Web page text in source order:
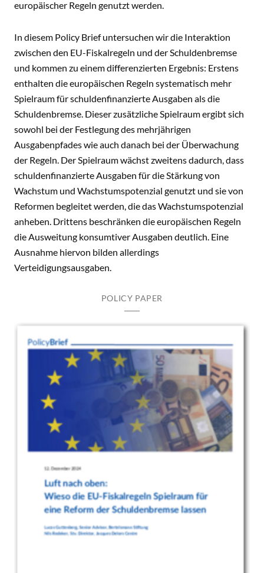
europäischer Regeln genutzt werden.
In diesem Policy Brief untersuchen wir die Interaktion
zwischen den EU-Fiskalregeln und der Schuldenbremse
und kommen zu einem differenzierten Ergebnis: Erstens
enthalten die europäischen Regeln systematisch mehr
Spielraum für schuldenfinanzierte Ausgaben als die
Schuldenbremse. Dieser zusätzliche Spielraum ergibt sich
sowohl bei der Festlegung des mehrjährigen
Ausgabenpfades wie auch danach bei der Überwachung
der Regeln. Der Spielraum wächst zweitens dadurch, dass
schuldenfinanzierte Ausgaben für die Stärkung von
Wachstum und Wachstumspotenzial genutzt und sie von
Reformen begleitet werden, die das Wachstumspotenzial
anheben. Drittens beschränken die europäischen Regeln
die Ausweitung konsumtiver Ausgaben deutlich. Eine
Ausnahme hiervon bilden allerdings
Verteidigungsausgaben.
POLICY PAPER